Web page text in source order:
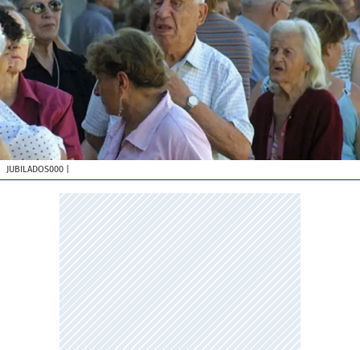
JUBILADOS000